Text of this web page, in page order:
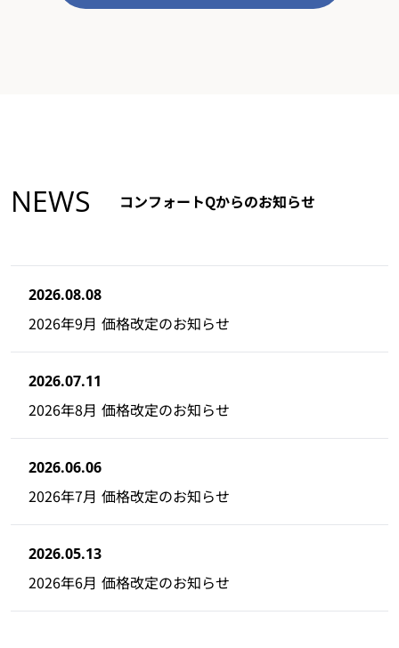
NEWS コンフォートQからのお知らせ
2026.08.08
2026年9月 価格改定のお知らせ
2026.07.11
2026年8月 価格改定のお知らせ
2026.06.06
2026年7月 価格改定のお知らせ
2026.05.13
2026年6月 価格改定のお知らせ